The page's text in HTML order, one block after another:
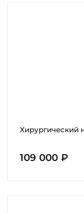
Хирургический
109 000 ₽